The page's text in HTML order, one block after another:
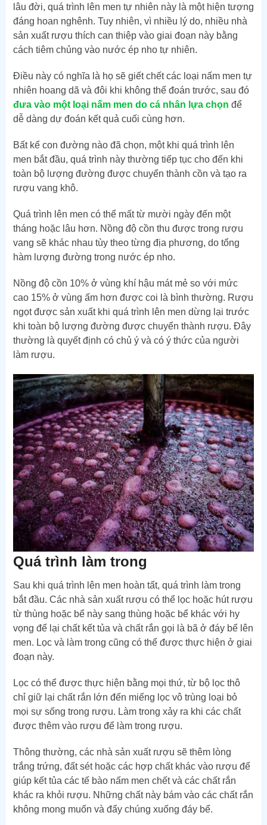
lâu đời, quá trình lên men tự nhiên này là một hiện tượng
đáng hoan nghênh. Tuy nhiên, vì nhiều lý do, nhiều nhà
sản xuất rượu thích can thiệp vào giai đoạn này bằng
cách tiêm chủng vào nước ép nho tự nhiên.
Điều này có nghĩa là họ sẽ giết chết các loại nấm men tự
nhiên hoang dã và đôi khi không thể đoán trước, sau đó
đưa vào một loại nấm men do cá nhân lựa chọn để
dễ dàng dự đoán kết quả cuối cùng hơn.
Bất kể con đường nào đã chọn, một khi quá trình lên
men bắt đầu, quá trình này thường tiếp tục cho đến khi
toàn bộ lượng đường được chuyển thành cồn và tạo ra
rượu vang khô.
Quá trình lên men có thể mất từ ​​mười ngày đến một
tháng hoặc lâu hơn. Nồng độ cồn thu được trong rượu
vang sẽ khác nhau tùy theo từng địa phương, do tổng
hàm lượng đường trong nước ép nho.
Nồng độ cồn 10% ở vùng khí hậu mát mẻ so với mức
cao 15% ở vùng ấm hơn được coi là bình thường. Rượu
ngọt được sản xuất khi quá trình lên men dừng lại trước
khi toàn bộ lượng đường được chuyển thành rượu. Đây
thường là quyết định có chủ ý và có ý thức của người
làm rượu.
Quá trình làm trong
Sau khi quá trình lên men hoàn tất, quá trình làm trong
bắt đầu. Các nhà sản xuất rượu có thể lọc hoặc hút rượu
từ thùng hoặc bể này sang thùng hoặc bể khác với hy
vọng để lại chất kết tủa và chất rắn gọi là bã ở đáy bể lên
men. Lọc và làm trong cũng có thể được thực hiện ở giai
đoạn này.
Lọc có thể được thực hiện bằng mọi thứ, từ bộ lọc thô
chỉ giữ lại chất rắn lớn đến miếng lọc vô trùng loại bỏ
mọi sự sống trong rượu. Làm trong xảy ra khi các chất
được thêm vào rượu để làm trong rượu.
Thông thường, các nhà sản xuất rượu sẽ thêm lòng
trắng trứng, đất sét hoặc các hợp chất khác vào rượu để
giúp kết tủa các tế bào nấm men chết và các chất rắn
khác ra khỏi rượu. Những chất này bám vào các chất rắn
không mong muốn và đẩy chúng xuống đáy bể.